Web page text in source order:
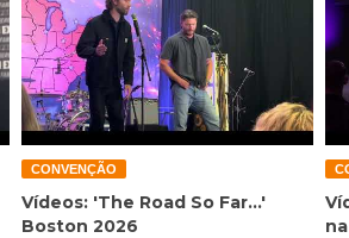
CONVENÇÃO
Vídeos: 'The Road So Far...'
Boston 2026